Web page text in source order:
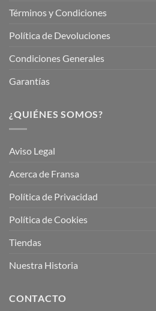
Términos y Condiciones
Política de Devoluciones
Condiciones Generales
Garantías
¿QUIÉNES SOMOS?
Aviso Legal
Acerca de Fransa
Política de Privacidad
Política de Cookies
Tiendas
Nuestra Historia
CONTACTO